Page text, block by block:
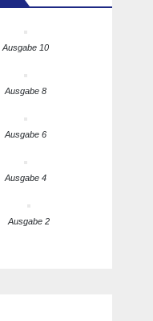
Ausgabe 10
Ausgabe 8
Ausgabe 6
Ausgabe 4
Ausgabe 2